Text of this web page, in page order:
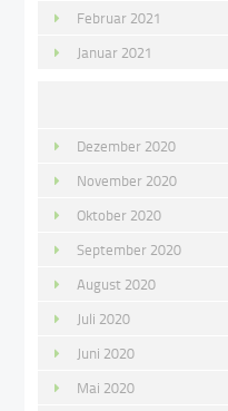
Februar 2021
Januar 2021
Dezember 2020
November 2020
Oktober 2020
September 2020
August 2020
Juli 2020
Juni 2020
Mai 2020